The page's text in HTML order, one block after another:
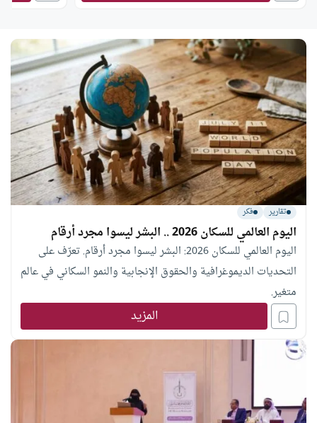
تقارير فكر
اليوم العالمي للسكان 2026 .. البشر ليسوا مجرد أرقام
اليوم العالمي للسكان 2026: البشر ليسوا مجرد أرقام. تعرّف على
التحديات الديموغرافية والحقوق الإنجابية والنمو السكاني في عالم
متغير.
المزيد